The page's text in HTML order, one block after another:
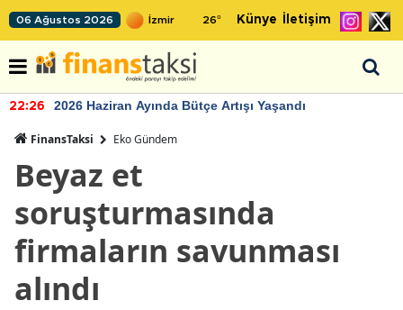
06 Ağustos 2026 26° Künye İletişim
22:26 2026 Haziran Ayında Bütçe Artışı Yaşandı
FinansTaksi Eko Gündem
Beyaz et
soruşturmasında
firmaların savunması
alındı